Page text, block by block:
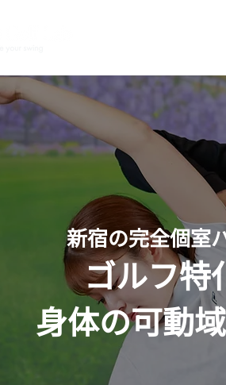
新宿の完全個室
ゴルフ特
身体の可動